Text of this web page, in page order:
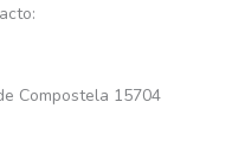
Compostela 15704